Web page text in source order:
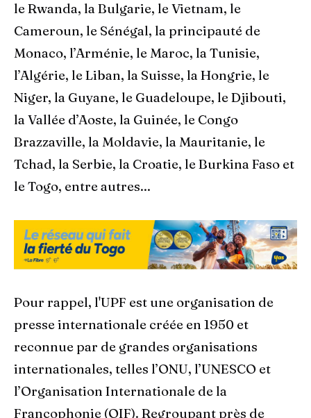
le Rwanda, la Bulgarie, le Vietnam, le
Cameroun, le Sénégal, la principauté de
Monaco, l’Arménie, le Maroc, la Tunisie,
l’Algérie, le Liban, la Suisse, la Hongrie, le
Niger, la Guyane, le Guadeloupe, le Djibouti,
la Vallée d’Aoste, la Guinée, le Congo
Brazzaville, la Moldavie, la Mauritanie, le
Tchad, la Serbie, la Croatie, le Burkina Faso et
le Togo, entre autres...
Pour rappel, l'UPF est une organisation de
presse internationale créée en 1950 et
reconnue par de grandes organisations
internationales, telles l’ONU, l’UNESCO et
l’Organisation Internationale de la
Francophonie (OIF). Regroupant près de